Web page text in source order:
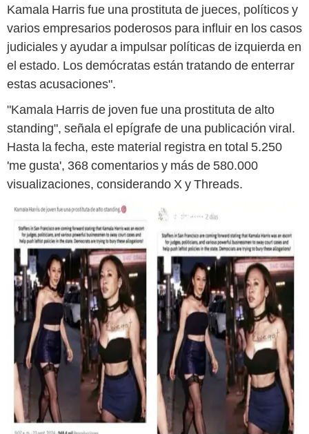
Kamala Harris fue una prostituta de jueces, políticos y
varios empresarios poderosos para influir en los casos
judiciales y ayudar a impulsar políticas de izquierda en
el estado. Los demócratas están tratando de enterrar
estas acusaciones".
"Kamala Harris de joven fue una prostituta de alto
standing", señala el epígrafe de una publicación viral.
Hasta la fecha, este material registra en total 5.250
'me gusta', 368 comentarios y más de 580.000
visualizaciones, considerando X y Threads.